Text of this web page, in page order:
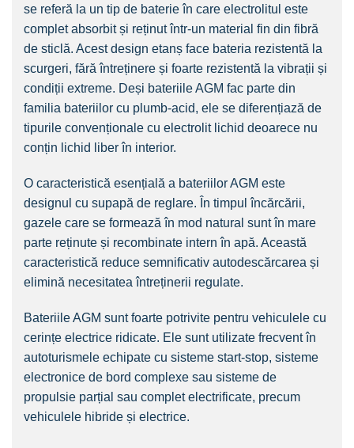
se referă la un tip de baterie în care electrolitul este
complet absorbit și reținut într-un material fin din fibră
de sticlă. Acest design etanș face bateria rezistentă la
scurgeri, fără întreținere și foarte rezistentă la vibrații și
condiții extreme. Deși bateriile AGM fac parte din
familia bateriilor cu plumb‑acid, ele se diferențiază de
tipurile convenționale cu electrolit lichid deoarece nu
conțin lichid liber în interior.
O caracteristică esențială a bateriilor AGM este
designul cu supapă de reglare. În timpul încărcării,
gazele care se formează în mod natural sunt în mare
parte reținute și recombinate intern în apă. Această
caracteristică reduce semnificativ autodescărcarea și
elimină necesitatea întreținerii regulate.
Bateriile AGM sunt foarte potrivite pentru vehiculele cu
cerințe electrice ridicate. Ele sunt utilizate frecvent în
autoturismele echipate cu sisteme start‑stop, sisteme
electronice de bord complexe sau sisteme de
propulsie parțial sau complet electrificate, precum
vehiculele hibride și electrice.